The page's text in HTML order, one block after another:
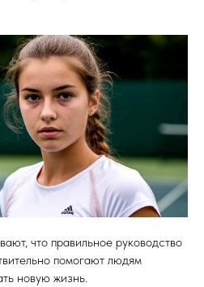
что правильное руководство
помогают людям
новую жизнь.